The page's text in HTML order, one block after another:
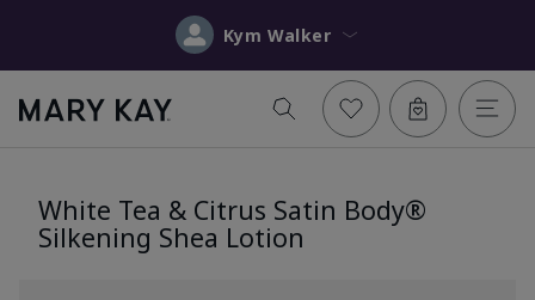
Kym Walker
White Tea & Citrus Satin Body®
Silkening Shea Lotion